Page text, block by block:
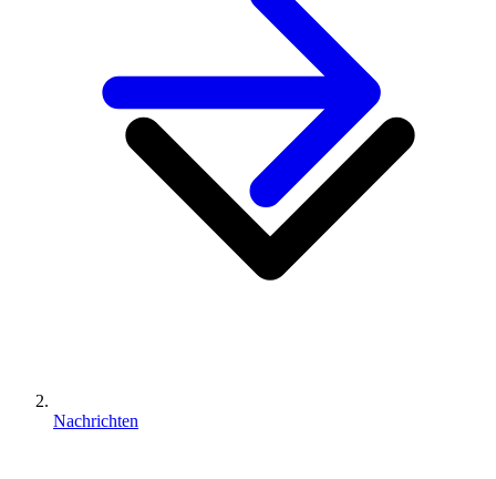
Nachrichten